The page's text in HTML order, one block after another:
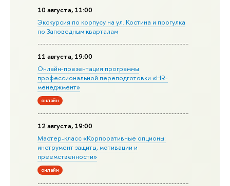
10 августа, 11:00
Экскурсия по корпусу на ул. Костина и прогулка
по Заповедным кварталам
11 августа, 19:00
Онлайн-презентация программы
профессиональной переподготовки «HR-
менеджмент»
онлайн
12 августа, 19:00
Мастер-класс «Корпоративные опционы:
инструмент защиты, мотивации и
преемственности»
онлайн